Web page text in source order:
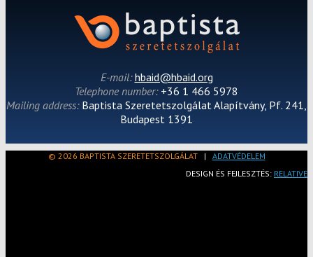
E-mail:hbaid@hbaid.org
Telephone number: +36 1 466 5978
Mailing address: Baptista Szeretetszolgálat Alapítvány, Pf. 241,
Budapest 1391
© 2026 BAPTISTA SZERETETSZOLGÁLAT| ADATVÉDELEM
DESIGN ÉS FEJLESZTÉS: RELATIVE